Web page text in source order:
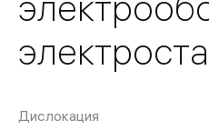
Дислокация